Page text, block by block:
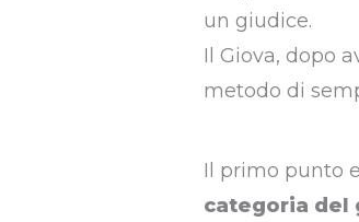
un giudice.
Il Giova, dopo
metodo di
Il primo punto
categoria del